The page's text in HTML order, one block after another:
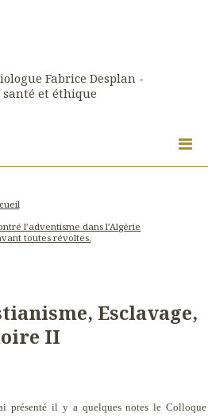
Fabrice Desplan -
et éthique
l’adventisme dans l’Algérie
toutes révoltes.
Esclavage,
II
présenté il y a quelques notes le Colloque